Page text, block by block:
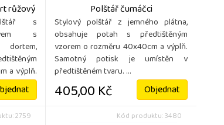
růžový
s
s
dortem,
a výplň.
Polštář čumáčci
Stylový polštář z jemného plátna,
obsahuje potah s předtištěným
vzorem o rozměru 40x40cm a výplň.
Samotný potisk je umístěn v
předtištěném tvaru. ...
405,00 Kč Objednat
2759 Kód produktu: 3480